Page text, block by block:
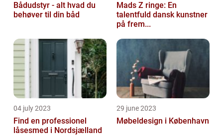
Bådudstyr - alt hvad du
behøver til din båd
Mads Z ringe: En
talentfuld dansk kunstner
på frem...
04 july 2023
Find en professionel
låsesmed i Nordsjælland
29 june 2023
Møbeldesign i København